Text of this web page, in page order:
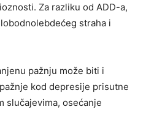
Za razliku od ADD-a,
straha i
pažnju može biti i
kod depresije prisutne
slučajevima, osećanje